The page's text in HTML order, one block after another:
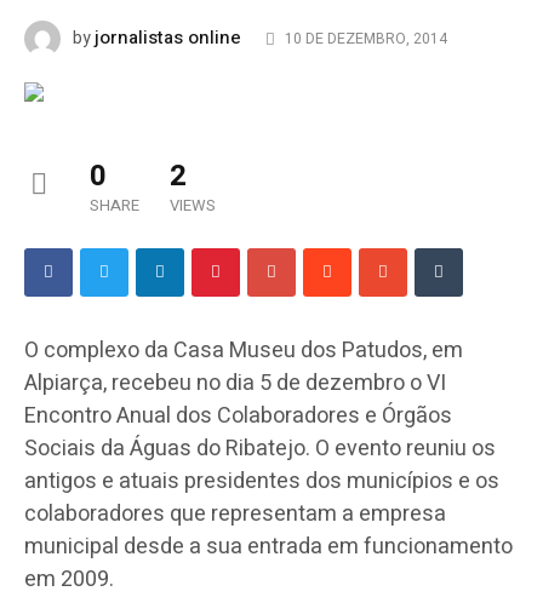
byjornalistas online 10 DE DEZEMBRO, 2014
0
SHARE
2
VIEWS
O complexo da Casa Museu dos Patudos, em
Alpiarça, recebeu no dia 5 de dezembro o VI
Encontro Anual dos Colaboradores e Órgãos
Sociais da Águas do Ribatejo. O evento reuniu os
antigos e atuais presidentes dos municípios e os
colaboradores que representam a empresa
municipal desde a sua entrada em funcionamento
em 2009.